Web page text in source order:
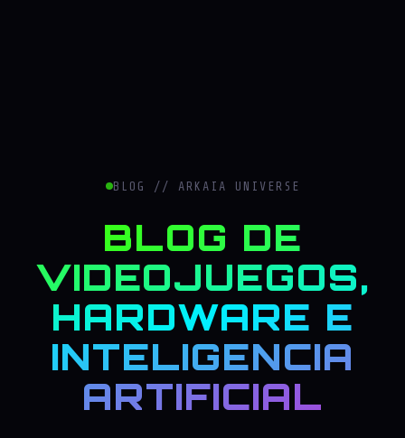
BLOG // ARKAIA UNIVERSE
BLOG DE
VIDEOJUEGOS,
HARDWARE E
INTELIGENCIA
ARTIFICIAL